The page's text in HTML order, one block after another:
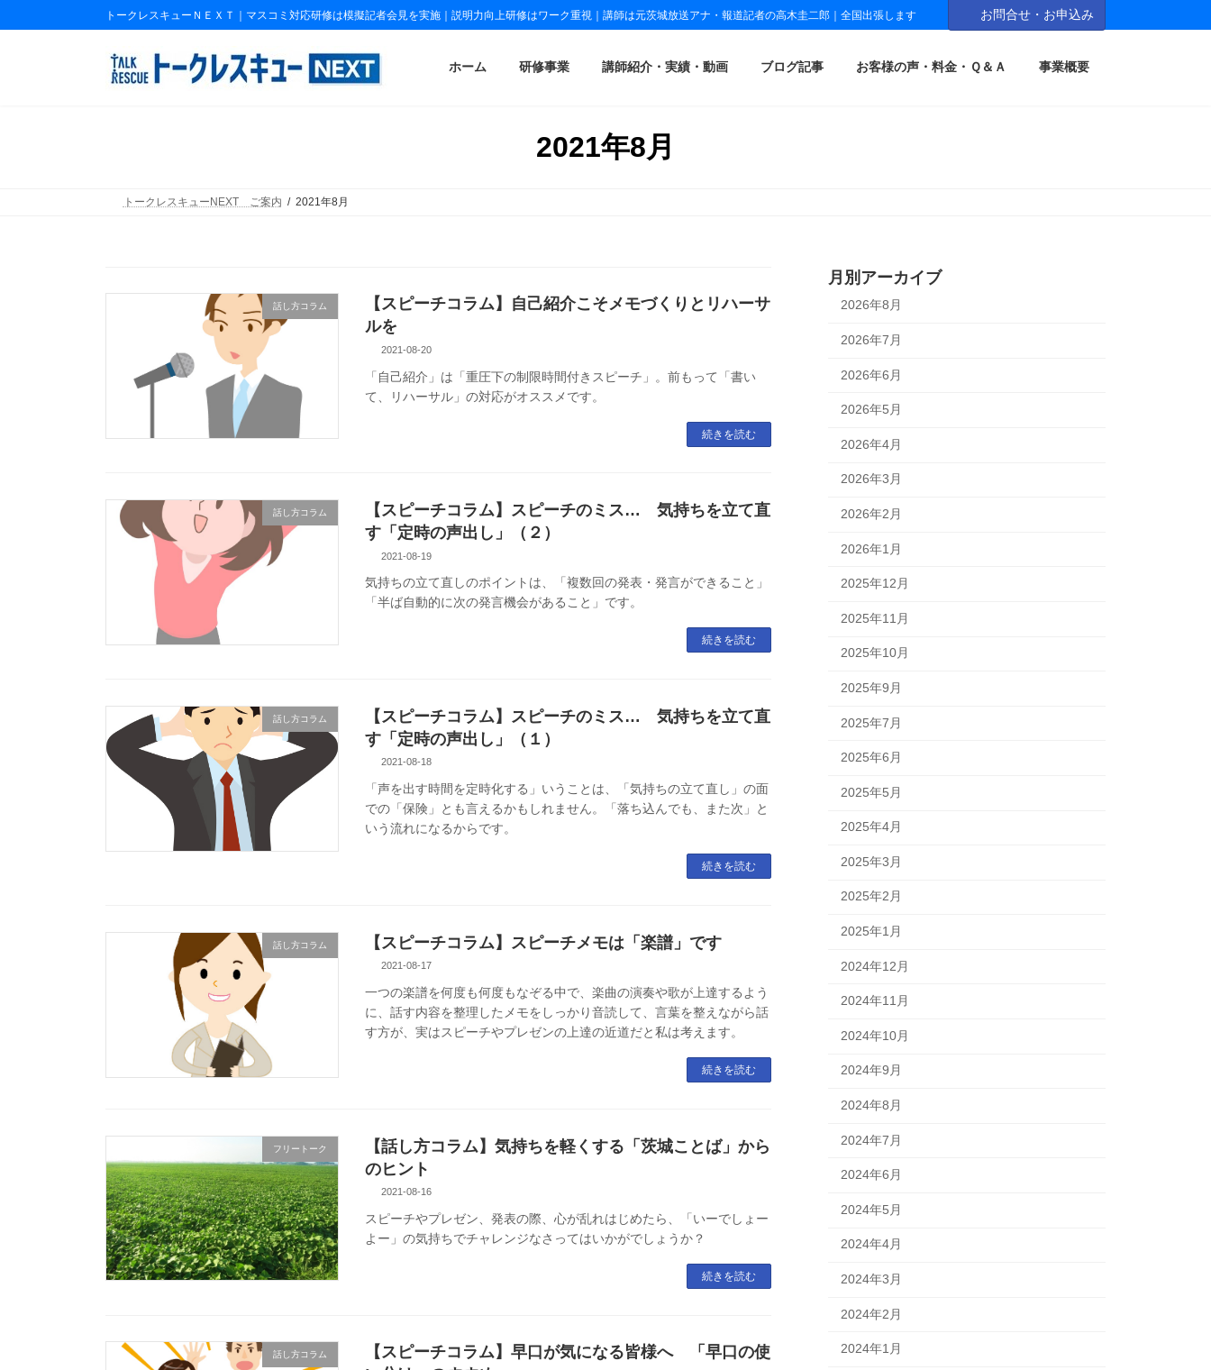
ン
ビ
トークレスキューＮＥＸＴ｜マスコミ対応研修は模擬記者会見を実施｜説明力向上研修はワーク重視｜講師は元茨城放送アナ・報道記者の高木圭二郎｜全国出張します お問合せ・お申込み
ホーム 研修事業 講師紹介・実績・動画 ブログ記事 お客様の声・料金・Ｑ＆Ａ 事業概要
2021年8月
トークレスキューNEXT ご案内 2021年8月
話し方コラム
【スピーチコラム】自己紹介こそメモづくりとリハーサ
ルを
2021-08-20
「自己紹介」は「重圧下の制限時間付きスピーチ」。前もって「書い
て、リハーサル」の対応がオススメです。
続きを読む
話し方コラム
【スピーチコラム】スピーチのミス… 気持ちを立て直
す「定時の声出し」（２）
2021-08-19
気持ちの立て直しのポイントは、「複数回の発表・発言ができること」
「半ば自動的に次の発言機会があること」です。
続きを読む
話し方コラム
【スピーチコラム】スピーチのミス… 気持ちを立て直
す「定時の声出し」（１）
2021-08-18
「声を出す時間を定時化する」いうことは、「気持ちの立て直し」の面
での「保険」とも言えるかもしれません。「落ち込んでも、また次」と
いう流れになるからです。
続きを読む
話し方コラム 【スピーチコラム】スピーチメモは「楽譜」です
2021-08-17
一つの楽譜を何度も何度もなぞる中で、楽曲の演奏や歌が上達するよう
に、話す内容を整理したメモをしっかり音読して、言葉を整えながら話
す方が、実はスピーチやプレゼンの上達の近道だと私は考えます。
続きを読む
フリートーク
【話し方コラム】気持ちを軽くする「茨城ことば」から
のヒント
2021-08-16
スピーチやプレゼン、発表の際、心が乱れはじめたら、「いーでしょー
よー」の気持ちでチャレンジなさってはいかがでしょうか？
続きを読む
話し方コラム
【スピーチコラム】早口が気になる皆様へ 「早口の使
月別アーカイブ
2026年8月
2026年7月
2026年6月
2026年5月
2026年4月
2026年3月
2026年2月
2026年1月
2025年12月
2025年11月
2025年10月
2025年9月
2025年7月
2025年6月
2025年5月
2025年4月
2025年3月
2025年2月
2025年1月
2024年12月
2024年11月
2024年10月
2024年9月
2024年8月
2024年7月
2024年6月
2024年5月
2024年4月
2024年3月
2024年2月
2024年1月